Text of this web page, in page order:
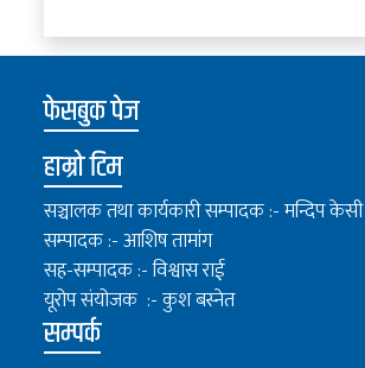
फेसबुक पेज
हाम्रो टिम
सञ्चालक तथा कार्यकारी सम्पादक :- मन्दिप केसी
सम्पादक :- आशिष तामांग
सह-सम्पादक :- विश्वास राई
यूरोप संयोजक :- कुश बस्नेत
सम्पर्क